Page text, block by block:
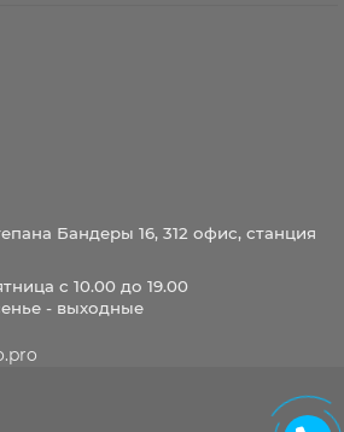
Бандеры 16, 312 офис, станция
с 10.00 до 19.00
- выходные